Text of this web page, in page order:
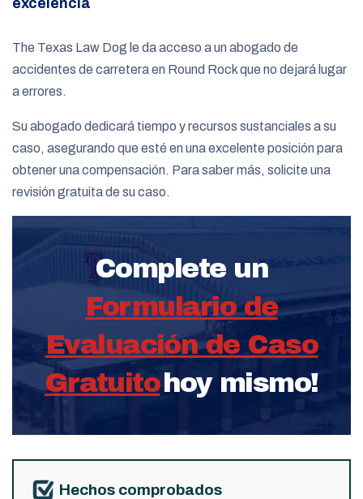
The Texas Law Dog le da acceso a un abogado de
accidentes de carretera en Round Rock que no dejará lugar
a errores.
Su abogado dedicará tiempo y recursos sustanciales a su
caso, asegurando que esté en una excelente posición para
obtener una compensación. Para saber más, solicite una
revisión gratuita de su caso.
Complete un
Formulario de
Evaluación de Caso
Gratuitohoy mismo!
Hechos comprobados